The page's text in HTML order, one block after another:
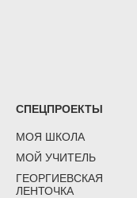
СПЕЦПРОЕКТЫ
МОЯ ШКОЛА
МОЙ УЧИТЕЛЬ
ГЕОРГИЕВСКАЯ
ЛЕНТОЧКА